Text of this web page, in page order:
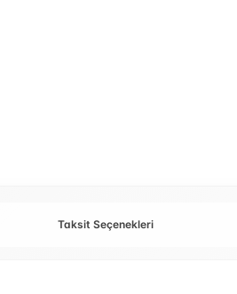
Taksit Seçenekleri